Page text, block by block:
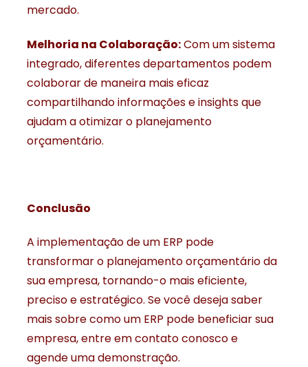
mercado.
Melhoria na Colaboração:Com um sistema
integrado, diferentes departamentos podem
colaborar de maneira mais eficaz
compartilhando informações e insights que
ajudam a otimizar o planejamento
orçamentário.
Conclusão
A implementação de um ERP pode
transformar o planejamento orçamentário da
sua empresa, tornando-o mais eficiente,
preciso e estratégico. Se você deseja saber
mais sobre como um ERP pode beneficiar sua
empresa, entre em contato conosco e
agende uma demonstração.